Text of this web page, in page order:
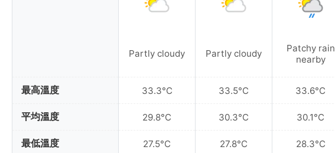
最高溫度
平均溫度
最低溫度
Partly cloudy
33.3°C
29.8°C
27.5°C
Partly cloudy
33.5°C
30.3°C
27.8°C
Patchy rain
nearby
33.6°C
30.1°C
28.3°C